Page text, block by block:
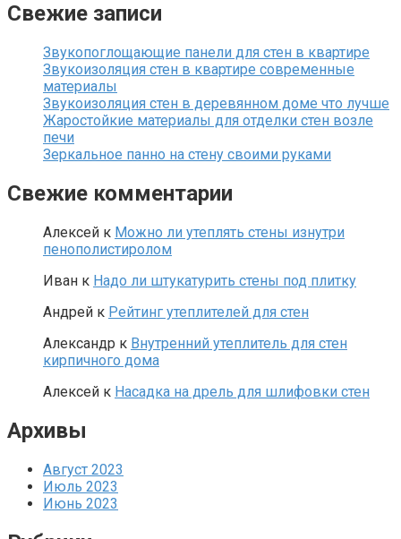
Свежие записи
Звукопоглощающие панели для стен в квартире
Звукоизоляция стен в квартире современные
материалы
Звукоизоляция стен в деревянном доме что лучше
Жаростойкие материалы для отделки стен возле
печи
Зеркальное панно на стену своими руками
Свежие комментарии
Алексей к Можно ли утеплять стены изнутри
пенополистиролом
Иван к Надо ли штукатурить стены под плитку
Андрей к Рейтинг утеплителей для стен
Александр к Внутренний утеплитель для стен
кирпичного дома
Алексей к Насадка на дрель для шлифовки стен
Архивы
Август 2023
Июль 2023
Июнь 2023